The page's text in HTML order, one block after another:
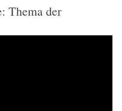
Thema der